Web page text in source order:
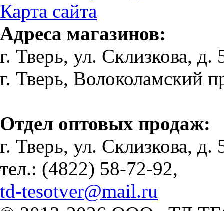
Карта сайта
Адреса магазинов:
г. Тверь, ул. Склизкова,
г. Тверь, Волоколамский
Отдел оптовых продаж:
г. Тверь, ул. Склизкова, д.
тел.: (4822) 58-72-92,
td-tesotver@mail.ru